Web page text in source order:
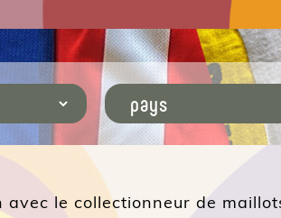
avec le collectionneur de